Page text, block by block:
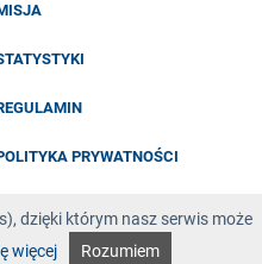
PRYWATNOŚCI
dzięki którym nasz serwis może
więcej Rozumiem